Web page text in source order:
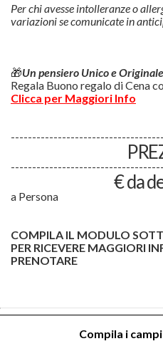
Per chi avesse intolleranze o
variazioni se comunicate in
🎁Un pensiero Unico e Originale
Regala Buono regalo di Cena
Clicca per Maggiori Info
€ da
a Persona
COMPILA IL MODULO
PER RICEVERE MAGGIORI
PRENOTARE
Compila i